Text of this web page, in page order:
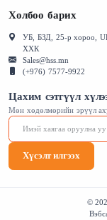
Холбоо барих
УБ, БЗД, 25-р хороо,
ХХК
Sales@hss.mn
(+976) 7577-9922
Цахим сэтгүүл
Мөн хөдөлмөрийн эрүүл
Хүсэлт илгээх
©